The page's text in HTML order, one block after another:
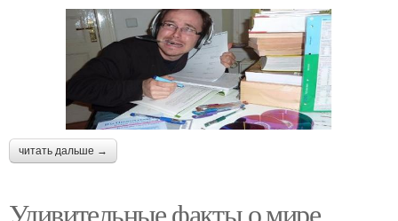
читать дальше →